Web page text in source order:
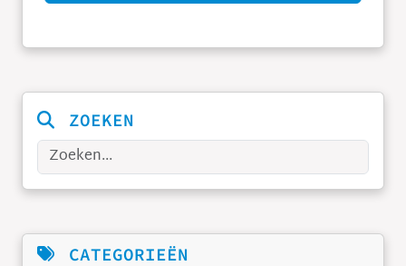
ZOEKEN
Zoeken
CATEGORIEËN